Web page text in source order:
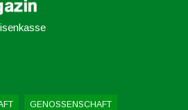
GENOSSENSCHAFT